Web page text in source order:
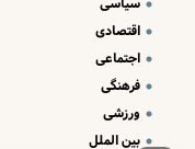
اقتصادی
اجتماعی
فرهنگی
ورزشی
بین الملل